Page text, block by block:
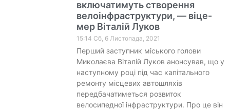
включатимуть створення
велоінфраструктури, — віце-
мер Віталій Луков
15:14 Сб, 6 Листопада, 2021
Перший заступник міського голови
Миколаєва Віталій Луков анонсував, що у
наступному році під час капітального
ремонту місцевих автошляхів
передбачатиметься розвиток
велосипедної інфраструктури. Про це він